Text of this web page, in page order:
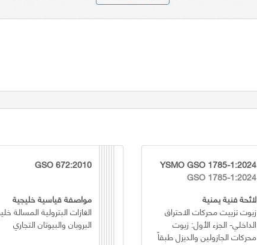
YSMO GSO 1785-1:2024
GSO 1785-1:2024
لائحة فنية يمنية
زيوت تزييت محركات الاحتراق
الداخلي- الجزء الأول: زيوت
محركات الجازولين والديزل طبقاً
GSO 672:2010
مواصفة قياسية خليجية
الغازات البترولية المسالة
البروبان والبيوتان التجاري